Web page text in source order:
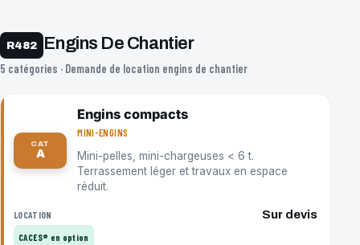
R482 Engins De Chantier
5 catégories · Demande de location engins de chantier
CAT
A
Engins compacts
MINI-ENGINS
Mini-pelles, mini-chargeuses < 6 t.
Terrassement léger et travaux en espace
réduit.
LOCATION Sur devis
CACES® en option